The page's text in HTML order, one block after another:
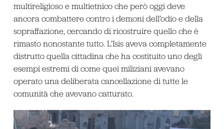
multireligioso e multietnico che però oggi deve
ancora combattere contro i demoni dell’odio e della
sopraffazione, cercando di ricostruire quello che è
rimasto nonostante tutto. L’Isis aveva completamente
distrutto quella cittadina che ha costituito uno degli
esempi estremi di come quei miliziani avevano
operato una deliberata cancellazione di tutte le
comunità che avevano catturato.